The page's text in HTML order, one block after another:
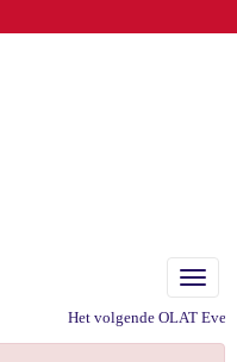
Het volgende OLAT